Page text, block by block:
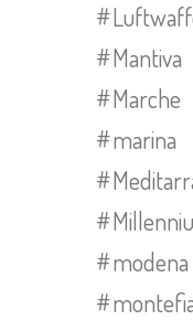
Mantiva
Marche
marina
modena